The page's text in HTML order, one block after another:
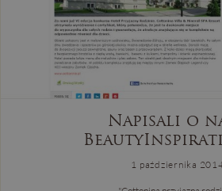
Napisali o
1 października